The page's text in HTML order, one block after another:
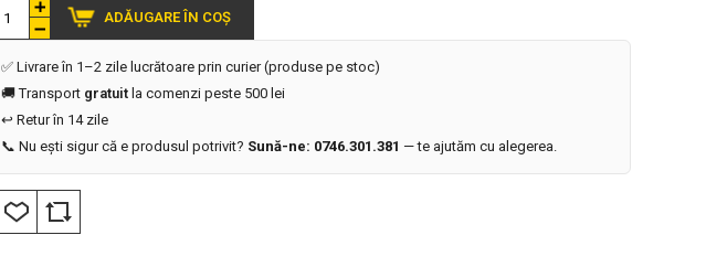
ADĂUGARE ÎN COȘ
✅ Livrare în 1–2 zile lucrătoare prin curier (produse pe stoc)
🚚 Transport gratuit la comenzi peste 500 lei
↩️ Retur în 14 zile
📞 Nu ești sigur că e produsul potrivit? Sună-ne: 0746.301.381 — te ajutăm cu alegerea.